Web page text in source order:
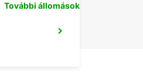
További állomások